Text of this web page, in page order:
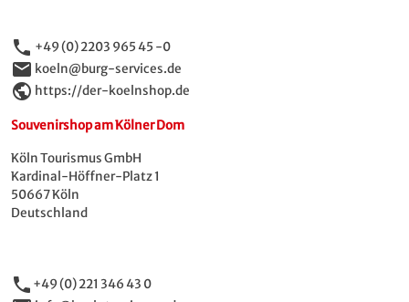
phone +49 (0) 2203 965 45 -0
email koeln@burg-services.de
public https://der-koelnshop.de
Souvenirshop am Kölner Dom
Köln Tourismus GmbH
Kardinal-Höffner-Platz 1
50667 Köln
Deutschland
phone +49 (0) 221 346 43 0